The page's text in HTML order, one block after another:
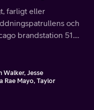
farligt eller
och
brandstation 51.
Walker, Jesse
Rae Mayo, Taylor